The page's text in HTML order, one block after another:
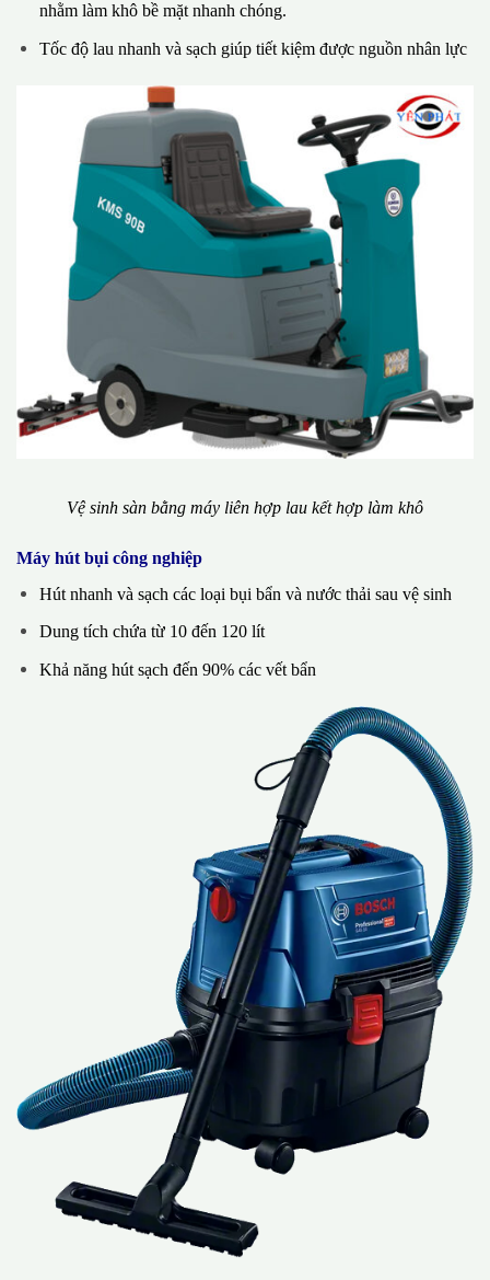
nhằm làm khô bề mặt nhanh chóng.
Tốc độ lau nhanh và sạch giúp tiết kiệm được nguồn nhân lực
Vệ sinh sàn bằng máy liên hợp lau kết hợp làm khô
Máy hút bụi công nghiệp
Hút nhanh và sạch các loại bụi bẩn và nước thải sau vệ sinh
Dung tích chứa từ 10 đến 120 lít
Khả năng hút sạch đến 90% các vết bẩn